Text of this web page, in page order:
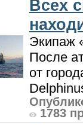
Всех
Экипаж
После
от
1783